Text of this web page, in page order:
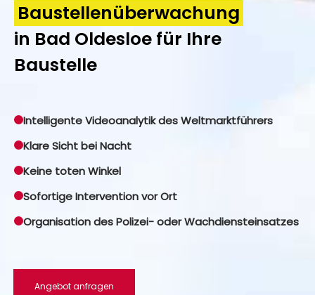
Baustellenüberwachung
in Bad Oldesloe für Ihre
Baustelle
Intelligente Videoanalytik des Weltmarktführers
Klare Sicht bei Nacht
Keine toten Winkel
Sofortige Intervention vor Ort
Organisation des Polizei- oder Wachdiensteinsatzes
Angebot anfragen